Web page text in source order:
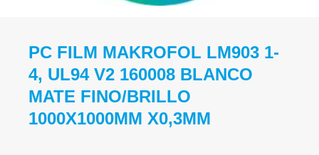
PC FILM MAKROFOL LM903 1-
4, UL94 V2 160008 BLANCO
MATE FINO/BRILLO
1000X1000MM X0,3MM